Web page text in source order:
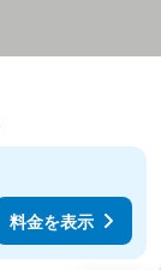
料金を表示